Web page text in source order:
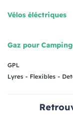
Vélos éléctriques
Gaz pour
GPL
Lyres - Flexibles -